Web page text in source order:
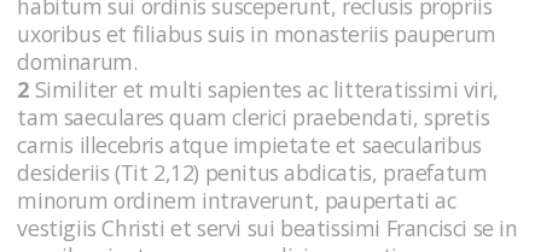
uxoribus et filiabus suis in monasteriis pauperum
dominarum.
2 Similiter et multi sapientes ac litteratissimi viri,
tam saeculares quam clerici praebendati, spretis
carnis illecebris atque impietate et saecularibus
desideriis (Tit 2,12) penitus abdicatis, praefatum
minorum ordinem intraverunt, paupertati ac
vestigiis Christi et servi sui beatissimi Francisci se in